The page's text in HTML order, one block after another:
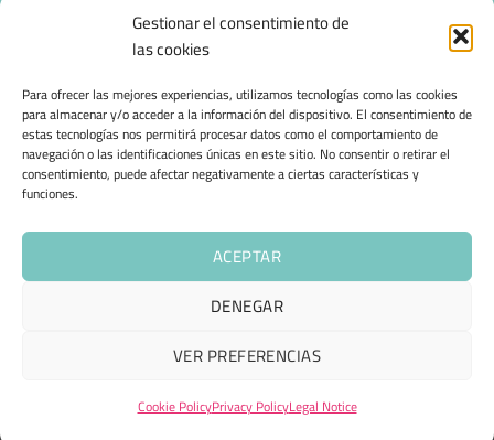
Gestionar el consentimiento de
las cookies
Para ofrecer las mejores experiencias, utilizamos tecnologías como las cookies
para almacenar y/o acceder a la información del dispositivo. El consentimiento de
estas tecnologías nos permitirá procesar datos como el comportamiento de
navegación o las identificaciones únicas en este sitio. No consentir o retirar el
consentimiento, puede afectar negativamente a ciertas características y
funciones.
ACEPTAR
DENEGAR
VER PREFERENCIAS
Cookie PolicyPrivacy PolicyLegal Notice
SEGURIDAD E INFRAESTRUCTURA & CLOUD
CONFIANZA & ESPECIALIZACIÓN
Migración desde otro proveedor
Hosting ecológico + IA
Hosting Empresarial 360
PRIVACY POLICY COOKIE POLICY (EU)
TERMS AND CONDITIONS SHIPPING AND RETURNS
Copyright © 2025 - 360 group